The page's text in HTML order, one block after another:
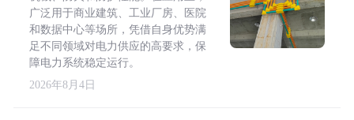
广泛用于商业建筑、工业厂房、医院
和数据中心等场所，凭借自身优势满
足不同领域对电力供应的高要求，保
障电力系统稳定运行。
2026年8月4日